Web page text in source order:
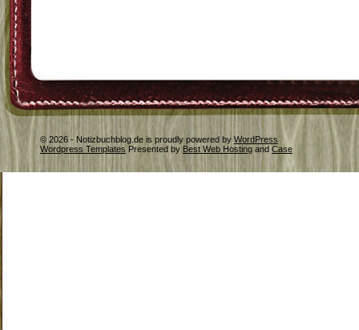
© 2026 - Notizbuchblog.de is proudly powered by WordPress
Wordpress Templates Presented by Best Web Hosting and Case